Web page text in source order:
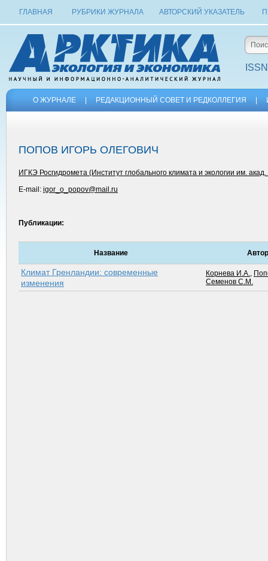
ГЛАВНАЯ РУБРИКИ ЖУРНАЛА АВТОРСКИЙ УКАЗАТЕЛЬ
О ЖУРНАЛЕ РЕДАКЦИОННЫЙ СОВЕТ И РЕДКОЛЛЕГИЯ
ПОПОВ ИГОРЬ ОЛЕГОВИЧ
ИГКЭ Росгидромета (Институт глобального климата и экологии им.
E-mail: igor_o_popov@mail.ru
Публикации:
Название
Климат Гренландии: современные
изменения
Корнева И.А.,
Семенов С.М.